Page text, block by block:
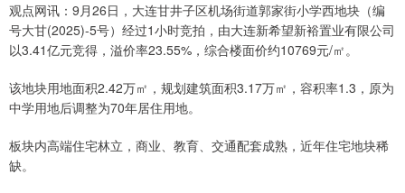
观点网讯：9月26日，大连甘井子区机场街道郭家街小学西地块（编
号大甘(2025)-5号）经过1小时竞拍，由大连新希望新裕置业有限公司
以3.41亿元竞得，溢价率23.55%，综合楼面价约10769元/㎡。
该地块用地面积2.42万㎡，规划建筑面积3.17万㎡，容积率1.3，原为
中学用地后调整为70年居住用地。
板块内高端住宅林立，商业、教育、交通配套成熟，近年住宅地块稀
缺。